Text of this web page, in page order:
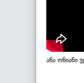
ანა ონიანი